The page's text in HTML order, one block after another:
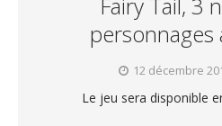
Fairy Tail, 3
personnages
12 décembre
Le jeu sera disponible